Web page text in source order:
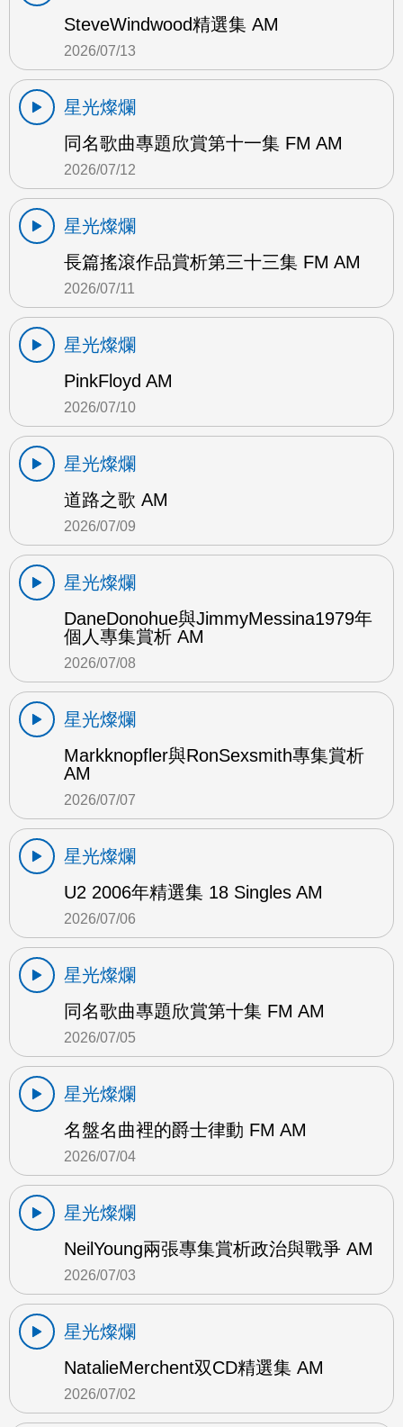
SteveWindwood精選集 AM
2026/07/13
星光燦爛
同名歌曲專題欣賞第十一集 FM AM
2026/07/12
星光燦爛
長篇搖滾作品賞析第三十三集 FM AM
2026/07/11
星光燦爛
PinkFloyd AM
2026/07/10
星光燦爛
道路之歌 AM
2026/07/09
星光燦爛
DaneDonohue與JimmyMessina1979年
個人專集賞析 AM
2026/07/08
星光燦爛
Markknopfler與RonSexsmith專集賞析
AM
2026/07/07
星光燦爛
U2 2006年精選集 18 Singles AM
2026/07/06
星光燦爛
同名歌曲專題欣賞第十集 FM AM
2026/07/05
星光燦爛
名盤名曲裡的爵士律動 FM AM
2026/07/04
星光燦爛
NeilYoung兩張專集賞析政治與戰爭 AM
2026/07/03
星光燦爛
NatalieMerchent双CD精選集 AM
2026/07/02